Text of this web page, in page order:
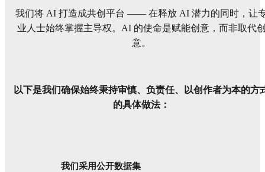
我们将 AI 打造成共创平台 —— 在释放 AI 潜力的同时，让
业人士始终掌握主导权。AI 的使命是赋能创意，而非取代
意。
以下是我们确保始终秉持审慎、负责任、以创作者为本的方
的具体做法：
我们采用公开数据集